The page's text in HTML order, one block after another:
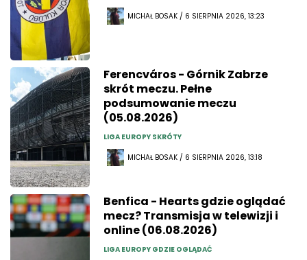
MICHAŁ BOSAK / 6 SIERPNIA 2026, 13:23
Ferencváros - Górnik Zabrze
skrót meczu. Pełne
podsumowanie meczu
(05.08.2026)
LIGA EUROPY SKRÓTY
MICHAŁ BOSAK / 6 SIERPNIA 2026, 13:18
Benfica - Hearts gdzie oglądać
mecz? Transmisja w telewizji i
online (06.08.2026)
LIGA EUROPY GDZIE OGLĄDAĆ